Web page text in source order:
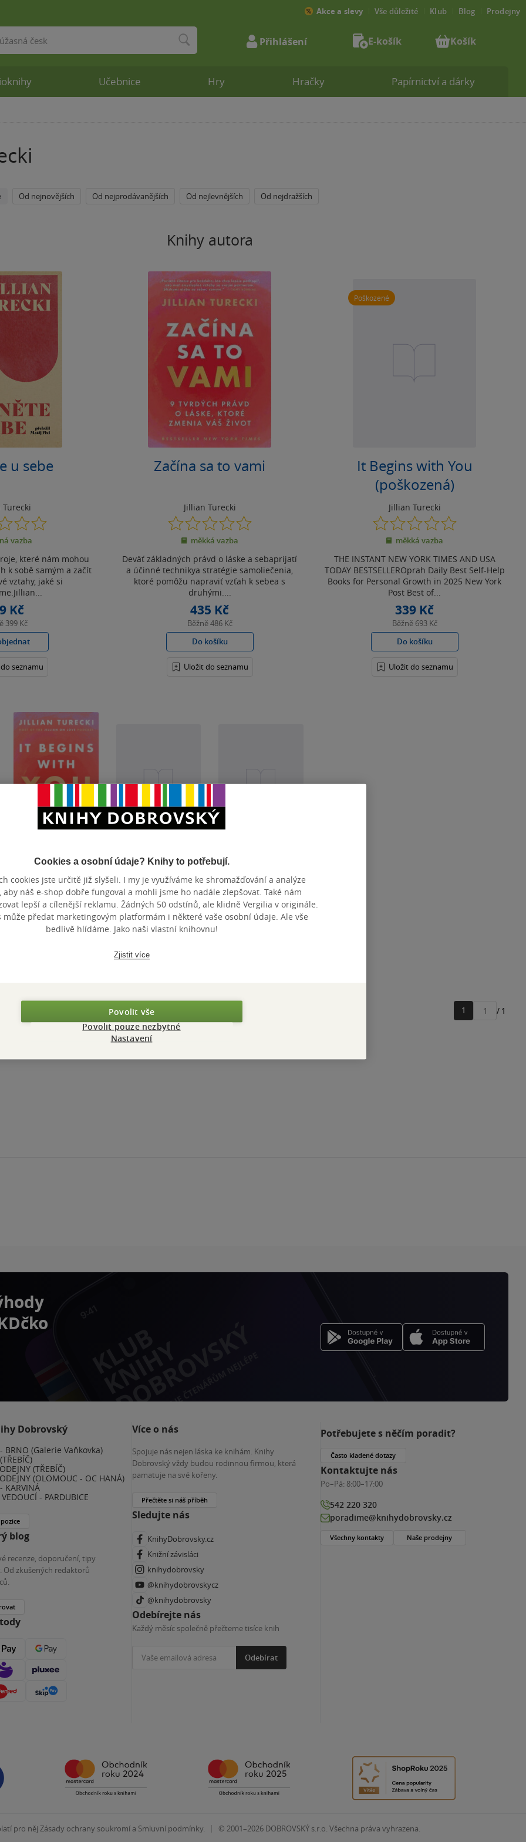
Od nejnovějších Od nejprodávanějších Od nejlevnějších Od nejdražších
Knihy autora
u sebe
Turecki
0.0
z
5 vazba
které nám mohou
k sobě samým a začít
vztahy, jaké si
Kč
399 Kč
seznamu
Začína sa to vami
Jillian Turecki
0.0
z
5
měkká vazba
Deväť základných právd o láske a sebaprijatí
a účinné technikya stratégie samoliečenia,
ktoré pomôžu napraviť vzťah k sebea s
druhými....
435 Kč
Běžně486 Kč
Do košíku
Uložit do seznamu
Poškozené
It Begins with You
(poškozená)
Jillian Turecki
0.0
z
5
měkká vazba
THE INSTANT NEW YORK TIMES AND USA
TODAY BESTSELLEROprah Daily Best Self-Help
Books for Personal Growth in 2025 New York
Post Best of...
339 Kč
Běžně 693 Kč
Do košíku
Uložit do seznamu
Nedostupné
Jillian Turecki
0.0
z
5
hvězdiček
měkká vazba
Nedostupné
Jillian Turecki
0.0
z
5
hvězdiček
měkká vazba
Nedostupné
Nedostupné
Jillian Turecki
0.0
z
5
hvězdiček
měkká vazba
Zobrazeno 7 z 7
1
Přejít
/ 1
Učebnice Hry Hračky Papírnictví a dárky
Akce a slevy Vše důležité Klub Blog Prodejny
Přihlášení E-košík Košík
Dobrovský
BRNO (Galerie Vaňkovka)
(TŘEBÍČ)
(OLOMOUC - OC HANÁ)
KARVINÁ
- PARDUBICE
blog
recenze, doporučení, tipy
Od zkušených redaktorů
Více o nás
Spojuje nás nejen láska ke knihám. Knihy
Dobrovský vždy budou rodinnou firmou, která
pamatuje na své kořeny.
Přečtěte si náš příběh
Sledujte nás
KnihyDobrovsky.cz
Knižní závisláci
knihydobrovsky
@knihydobrovskycz
@knihydobrovsky
Odebírejte nás
Každý měsíc společně přečteme tisíce knih
Odebírat
Potřebujete s něčím poradit?
Často kladené dotazy
Kontaktujte nás
Po–Pá: 8:00–17:00
542 220 320
poradime@knihydobrovsky.cz
Všechny kontakty Naše prodejny
pro něj Zásady ochrany soukromí a Smluvní podmínky. | © 2001–2026 DOBROVSKÝ s.r.o. Všechna práva vyhrazena.
Cookies a osobní údaje? Knihy to potřebují.
cookies jste určitě již slyšeli. I my je využíváme ke shromažďování a analýze
aby náš e-shop dobře fungoval a mohli jsme ho nadále zlepšovat. Také nám
lepší a cílenější reklamu. Žádných 50 odstínů, ale klidně Vergilia v originále.
může předat marketingovým platformám i některé vaše osobní údaje. Ale vše
bedlivě hlídáme. Jako naši vlastní knihovnu!
Zjistit více
Povolit vše
Povolit pouze nezbytné
Nastavení